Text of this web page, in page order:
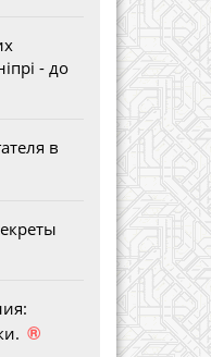
- до
в
®